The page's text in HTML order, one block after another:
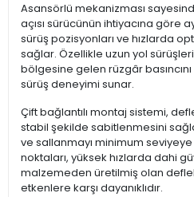
Asansörlü mekanizması
açısı sürücünün ihtiyacına göre
sürüş pozisyonları ve hızlarda
sağlar. Özellikle uzun yol
bölgesine gelen rüzgâr
sürüş deneyimi sunar.
Çift bağlantılı montaj sistemi,
stabil şekilde sabitlenmesini
ve sallanmayı minimum seviyeye
noktaları, yüksek hızlarda dahi
malzemeden üretilmiş olan
etkenlere karşı dayanıklıdır.